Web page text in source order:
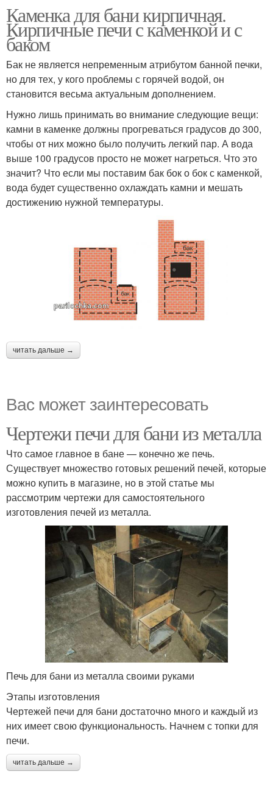
Каменка для бани кирпичная.
Кирпичные печи с каменкой и с
баком
Бак не является непременным атрибутом банной печки,
но для тех, у кого проблемы с горячей водой, он
становится весьма актуальным дополнением.
Нужно лишь принимать во внимание следующие вещи:
камни в каменке должны прогреваться градусов до 300,
чтобы от них можно было получить легкий пар. А вода
выше 100 градусов просто не может нагреться. Что это
значит? Что если мы поставим бак бок о бок с каменкой,
вода будет существенно охлаждать камни и мешать
достижению нужной температуры.
читать дальше →
Вас может заинтересовать
Чертежи печи для бани из металла
Что самое главное в бане — конечно же печь.
Существует множество готовых решений печей, которые
можно купить в магазине, но в этой статье мы
рассмотрим чертежи для самостоятельного
изготовления печей из металла.
Печь для бани из металла своими руками
Этапы изготовления
Чертежей печи для бани достаточно много и каждый из
них имеет свою функциональность. Начнем с топки для
печи.
читать дальше →